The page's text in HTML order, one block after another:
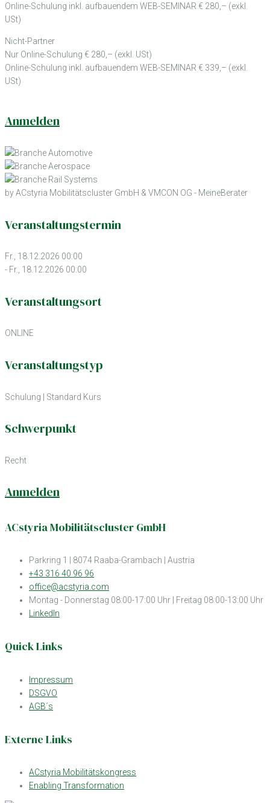
Online-Schulung inkl. aufbauendem WEB-SEMINAR € 280,– (exkl.
USt)
Nicht-Partner
Nur Online-Schulung € 280,– (exkl. USt)
Online-Schulung inkl. aufbauendem WEB-SEMINAR € 339,– (exkl.
USt)
Anmelden
by ACstyria Mobilitätscluster GmbH & VMCON OG - MeineBerater
Veranstaltungstermin
Fr., 18.12.2026 00:00
- Fr., 18.12.2026 00:00
Veranstaltungsort
ONLINE
Veranstaltungstyp
Schulung | Standard Kurs
Schwerpunkt
Recht
Anmelden
ACstyria Mobilitätscluster GmbH
Parkring 1 | 8074 Raaba-Grambach | Austria
+43 316 40 96 96
office@acstyria.com
Montag - Donnerstag 08:00-17:00 Uhr | Freitag 08:00-13:00 Uhr
LinkedIn
Quick Links
Impressum
DSGVO
AGB´s
Externe Links
ACstyria Mobilitätskongress
Enabling Transformation